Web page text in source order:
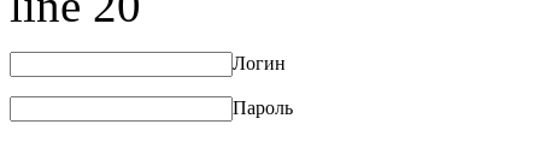
Логин
Пароль